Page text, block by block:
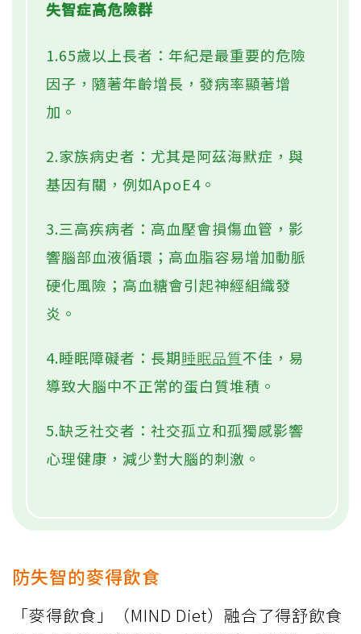
失智症高危險群
1.65歲以上長者：年紀是最重要的危險
因子，隨著年齡增長，發病率顯著增
加。
2.家族病史者：尤其是阿茲海默症，與
基因有關，例如ApoE4。
3.三高疾病者：高血壓會損傷血管，影
響腦部血液循環；高血脂容易增加動脈
硬化風險；高血糖會引起神經組織發
炎。
4.睡眠障礙者：長期睡眠品質不佳，易
導致大腦中不正常的蛋白質堆積。
5.缺乏社交者：社交孤立和孤獨感影響
心理健康，減少對大腦的刺激。
防失智的麥得飲食
「麥得飲食」（MIND Diet）融合了得舒飲食